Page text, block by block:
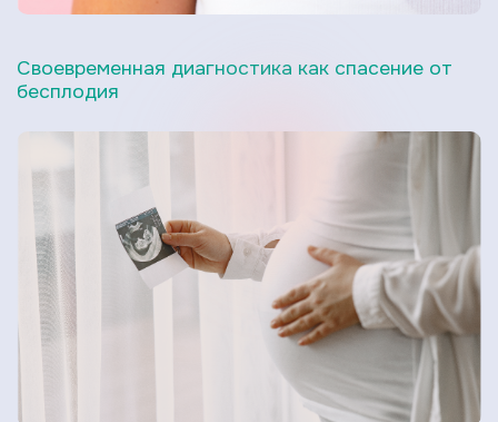
Своевременная диагностика как спасение от
бесплодия